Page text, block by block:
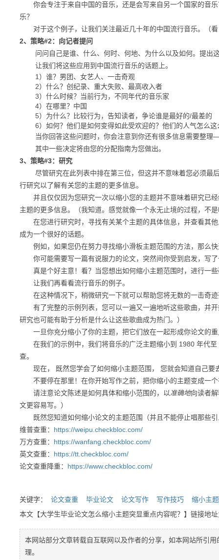
你会专注于来自中国的音乐，还是会写来自另一个国家的音乐
乐？
对于这个例子，让我们关注最近几十年的中国流行音乐。
（
2、 策略#2：向记者提问
问问自己是谁、什么、何时、何地、为什么以及如何。 提出
让我们将这些应用到 中国流行音乐的话题上。
1）谁？ 男团、女艺人、一击奇观
2）什么？ 创纪录、重大失败、最高收入者
3）什么时候？ 当前行为，不同年代的音乐家
4）在哪里？中国
5）为什么？
比较行为，告知读者，争论谁是最好的/最差的
6）如何？ 他们是如何变得如此受欢迎的？ 他们的人气怎么
当你回答这些问题时，你会注意到你还有很多信息需要整理
其中一些决定将由您的分配指南为您做出。
3、策略#3：研究
尽管研究在此列表中排在第三位，但这并不意味着您必须最
行研究以了解有关您的主题的更多信息。
并且仅仅因为您研究一次以缩小您的主题并不意味着研究已经
主题的更多信息。
（我知道。感觉就像一个永无止境的过程，不
在您进行研究时，寻找有关某个主题的具体信息，并查看其他
成为一个很好的话题。
例如，如果您仍在努力寻找缩小滑板主题范围的方法，那么快
你可能需要写一篇有说服力的论文，突然间你受到启发，写了
真是个好主意！ 看？ 当您想出如何缩小主题范围时，进行一
让我们再看看流行音乐的例子。
在这种情况下，稍微研究一下就可以帮助您将无数的一击奇
有了完整的示例列表，您可以一遍又一遍地听这些歌曲，并开
研究也可能有助于分析是什么让这些歌曲成为热门。）
一旦你充分缩小了你的主题，把它们放在一起形成你论文的重
在我们的示例中，我们将音乐的广泛主题缩小到 1980 年代至
查。
现在，
既然您学会了如何缩小主题范围，
您就会知道自己要
不要停在那里！ 在你开始写作之前，把你缩小的主题变成一
请注意论文陈述是如何具体和缩小范围的，以准确地向读者
文更容易写。）
既然您知道如何缩小论文的主题范围（并且不能停止唱那些
维普查重： https://weipu.checkbloc.com/
万方查重： https://wanfang.checkbloc.com/
英文查重： https://tt.checkbloc.com/
论文查重降重： https://www.checkbloc.com/
关键字： 论文查重 毕业论文 论文写作 写作技巧
缩小主题
本文【大学生毕业论文怎么缩小主题突显重点内容呢？】链接地
本网站部分文章转载自互联网以及作者的分享，如本网站所引
理。